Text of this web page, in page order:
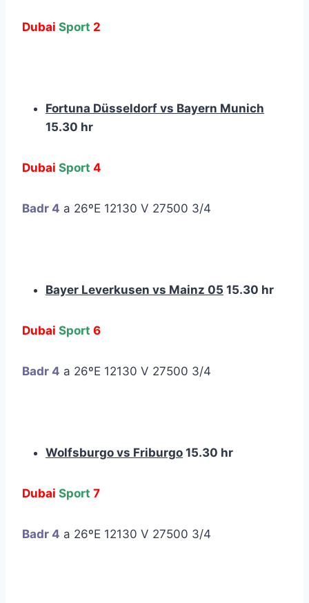
Dubai Sport 2
Fortuna Düsseldorf vs Bayern Munich
15.30 hr
Dubai Sport 4
Badr 4 a 26ºE 12130 V 27500 3/4
Bayer Leverkusen vs Mainz 05 15.30 hr
Dubai Sport 6
Badr 4 a 26ºE 12130 V 27500 3/4
Wolfsburgo vs Friburgo 15.30 hr
Dubai Sport 7
Badr 4 a 26ºE 12130 V 27500 3/4